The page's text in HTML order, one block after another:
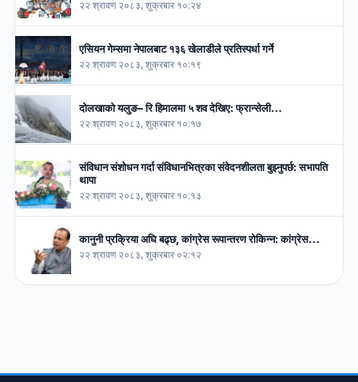
२२ श्रावण २०८३, शुक्रबार १०:२४
एसियन गेम्समा नेपालबाट १३६ खेलाडीले प्रतिस्पर्धा गर्ने
२२ श्रावण २०८३, शुक्रबार १०:१९
दोलखाको यलुङ– रि हिमालमा ५ शव देखिए: फ्रान्सेली…
२२ श्रावण २०८३, शुक्रबार १०:१७
संविधान संशोधन गर्दा संविधानभित्रका संवेदनशीलता बुझ्नुपर्छ: सभापति
थापा
२२ श्रावण २०८३, शुक्रबार १०:१३
कानुनी प्रक्रिया अघि बढ्छ, कांग्रेस रूपान्तरण रोकिन्न: कांग्रेस…
२२ श्रावण २०८३, शुक्रबार ०२:१२